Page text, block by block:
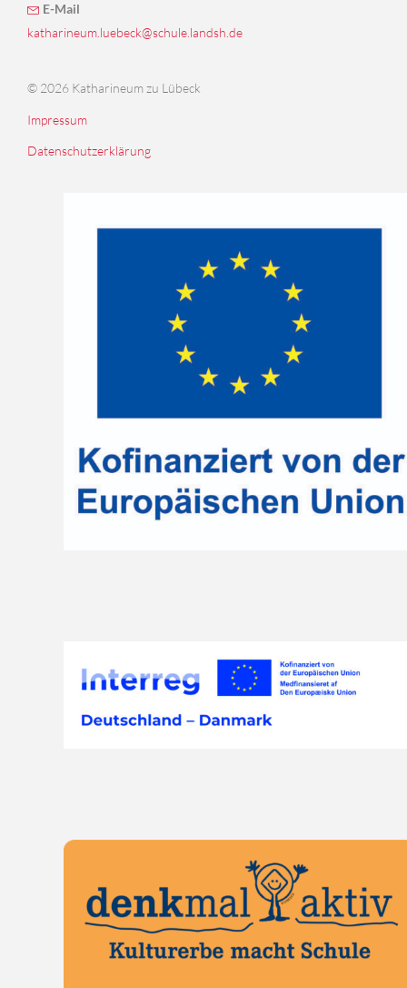
E-Mail
katharineum.luebeck@schule.landsh.de
© 2026 Katharineum zu Lübeck
Impressum
Datenschutzerklärung